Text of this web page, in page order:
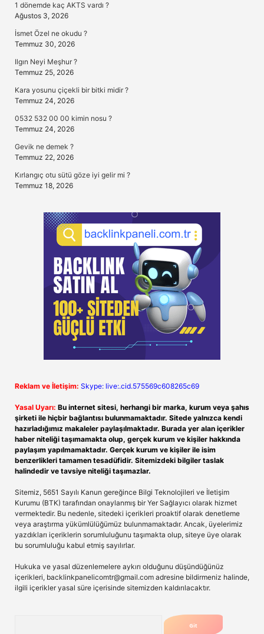
1 dönemde kaç AKTS vardı ?
Ağustos 3, 2026
İsmet Özel ne okudu ?
Temmuz 30, 2026
Ilgın Neyi Meşhur ?
Temmuz 25, 2026
Kara yosunu çiçekli bir bitki midir ?
Temmuz 24, 2026
0532 532 00 00 kimin nosu ?
Temmuz 24, 2026
Gevik ne demek ?
Temmuz 22, 2026
Kırlangıç otu sütü göze iyi gelir mi ?
Temmuz 18, 2026
Reklam ve İletişim: Skype: live:.cid.575569c608265c69
Yasal Uyarı: Bu internet sitesi, herhangi bir marka, kurum veya şahıs
şirketi ile hiçbir bağlantısı bulunmamaktadır. Sitede yalnızca kendi
hazırladığımız makaleler paylaşılmaktadır. Burada yer alan içerikler
haber niteliği taşımamakta olup, gerçek kurum ve kişiler hakkında
paylaşım yapılmamaktadır. Gerçek kurum ve kişiler ile isim
benzerlikleri tamamen tesadüfidir. Sitemizdeki bilgiler taslak
halindedir ve tavsiye niteliği taşımazlar.
Sitemiz, 5651 Sayılı Kanun gereğince Bilgi Teknolojileri ve İletişim
Kurumu (BTK) tarafından onaylanmış bir Yer Sağlayıcı olarak hizmet
vermektedir. Bu nedenle, sitedeki içerikleri proaktif olarak denetleme
veya araştırma yükümlülüğümüz bulunmamaktadır. Ancak, üyelerimiz
yazdıkları içeriklerin sorumluluğunu taşımakta olup, siteye üye olarak
bu sorumluluğu kabul etmiş sayılırlar.
Hukuka ve yasal düzenlemelere aykırı olduğunu düşündüğünüz
içerikleri, backlinkpanelicomtr@gmail.com adresine bildirmeniz halinde,
ilgili içerikler yasal süre içerisinde sitemizden kaldırılacaktır.